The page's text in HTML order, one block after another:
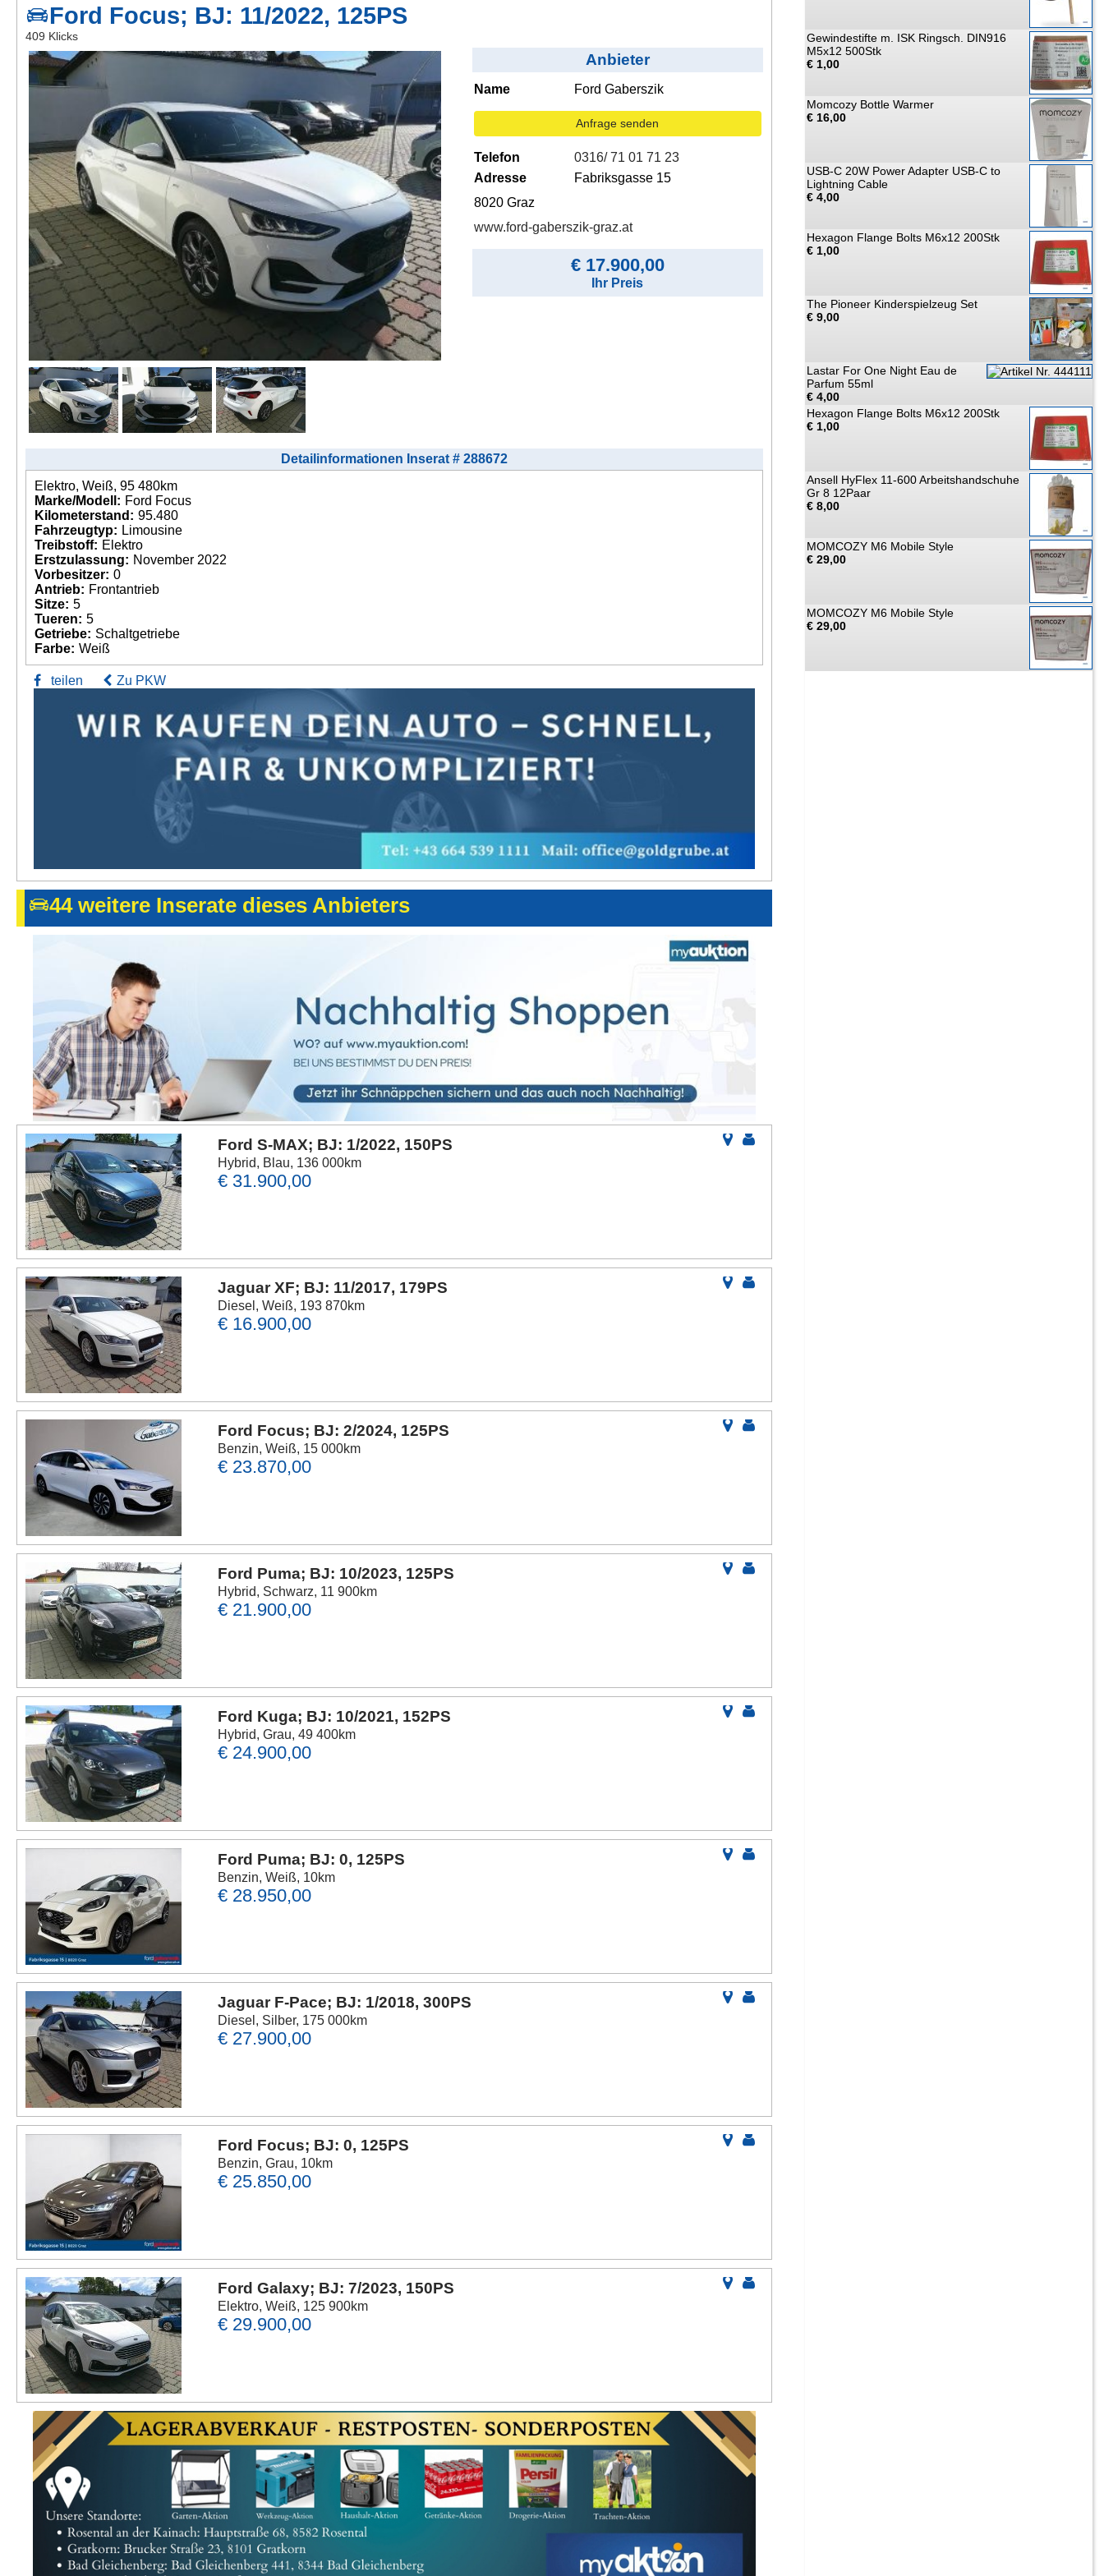
Kontakt
AGB, Nutzungsbedingungen
Impressum
Gewindestifte m. ISK Ringsch. DIN916
M5x12 500Stk
€ 1,00
Momcozy Bottle Warmer
€ 16,00
USB-C 20W Power Adapter USB-C to
Lightning Cable
€ 4,00
Hexagon Flange Bolts M6x12 200Stk
€ 1,00
The Pioneer Kinderspielzeug Set
€ 9,00
Lastar For One Night Eau de
Parfum 55ml
€ 4,00
Hexagon Flange Bolts M6x12 200Stk
€ 1,00
Ansell HyFlex 11-600 Arbeitshandschuhe
Gr 8 12Paar
€ 8,00
MOMCOZY M6 Mobile Style
€ 29,00
MOMCOZY M6 Mobile Style
€ 29,00
Ford Focus; BJ: 11/2022, 125PS
409 Klicks
Anbieter
Name Ford Gaberszik
Anfrage senden
Telefon
0316/ 71 01 71 23
Adresse
Fabriksgasse 15
8020 Graz
www.ford-gaberszik-graz.at
€ 17.900,00
Ihr Preis
Detailinformationen Inserat # 288672
Elektro, Weiß, 95 480km
Marke/Modell: Ford Focus
Kilometerstand: 95.480
Fahrzeugtyp: Limousine
Treibstoff: Elektro
Erstzulassung: November 2022
Vorbesitzer: 0
Antrieb: Frontantrieb
Sitze: 5
Tueren: 5
Getriebe: Schaltgetriebe
Farbe: Weiß
teilen Zu PKW
44 weitere Inserate dieses Anbieters
Ford S-MAX; BJ: 1/2022, 150PS
Hybrid, Blau, 136 000km
€ 31.900,00
Jaguar XF; BJ: 11/2017, 179PS
Diesel, Weiß, 193 870km
€ 16.900,00
Ford Focus; BJ: 2/2024, 125PS
Benzin, Weiß, 15 000km
€ 23.870,00
Ford Puma; BJ: 10/2023, 125PS
Hybrid, Schwarz, 11 900km
€ 21.900,00
Ford Kuga; BJ: 10/2021, 152PS
Hybrid, Grau, 49 400km
€ 24.900,00
Ford Puma; BJ: 0, 125PS
Benzin, Weiß, 10km
€ 28.950,00
Jaguar F-Pace; BJ: 1/2018, 300PS
Diesel, Silber, 175 000km
€ 27.900,00
Ford Focus; BJ: 0, 125PS
Benzin, Grau, 10km
€ 25.850,00
Ford Galaxy; BJ: 7/2023, 150PS
Elektro, Weiß, 125 900km
€ 29.900,00